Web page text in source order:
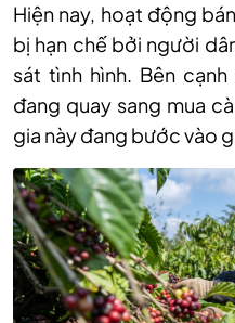
Hiện nay, hoạt động
bị hạn chế bởi người
sát tình hình. Bên
đang quay sang mua
gia này đang bước vào